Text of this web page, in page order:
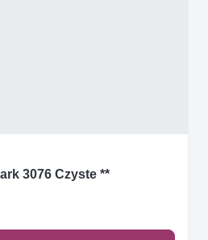
3076 Czyste **